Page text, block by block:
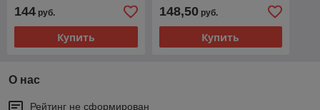
144 руб.
Купить
148,50руб.
Купить
О нас
Рейтинг не сформирован